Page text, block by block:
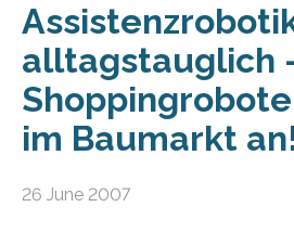
alltagstauglich
im Baumarkt
26 June 2007